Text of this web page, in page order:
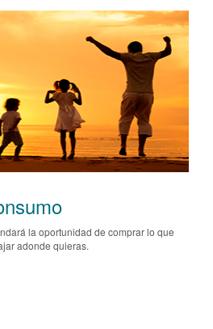
la oportunidad de comprar lo que
adonde quieras.